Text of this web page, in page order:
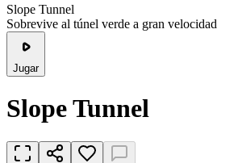
Slope Tunnel
Sobrevive al túnel verde a gran velocidad
Jugar
Slope Tunnel